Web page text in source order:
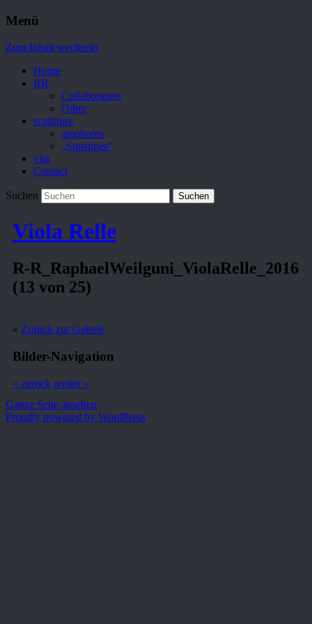
Menü
Zum Inhalt wechseln
Home
RR
Collaboration
Other
sculpture
amphores
„Sonstiges“
vita
Contact
Suchen
Viola Relle
R-R_RaphaelWeilguni_ViolaRelle_2016
(13 von 25)
« Zurück zur Galerie
Bilder-Navigation
« zurück weiter »
Ganze Seite ansehen
Proudly powered by WordPress